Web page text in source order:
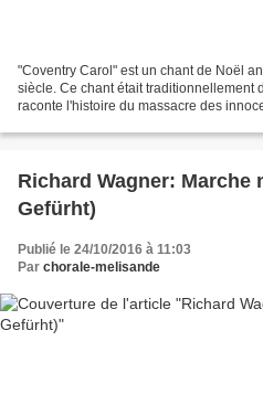
"Coventry Carol" est un chant de Noël
siècle. Ce chant était traditionnellement
raconte l'histoire du massacre des
Richard Wagner: Marche
Gefürht)
Publié le 24/10/2016 à 11:03
Par chorale-melisande